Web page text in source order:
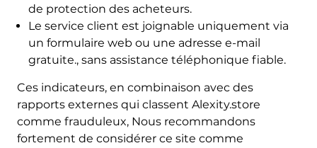
de protection des acheteurs.
Le service client est joignable uniquement via
un formulaire web ou une adresse e-mail
gratuite., sans assistance téléphonique fiable.
Ces indicateurs, en combinaison avec des
rapports externes qui classent Alexity.store
comme frauduleux, Nous recommandons
fortement de considérer ce site comme